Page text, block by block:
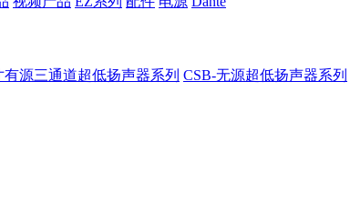
有源三通道超低扬声器系列 CSB-无源超低扬声器系列